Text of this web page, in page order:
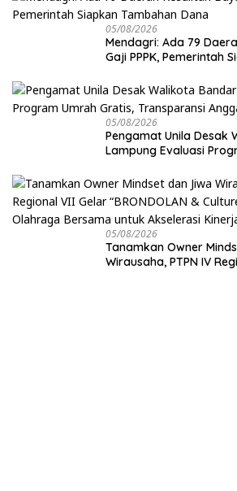
05/08/2026
Mendagri: Ada 79
Gaji PPPK, Pemerintah
05/08/2026
Pengamat Unila Desak
Lampung Evaluasi
05/08/2026
Tanamkan Owner
Wirausaha, PTPN IV